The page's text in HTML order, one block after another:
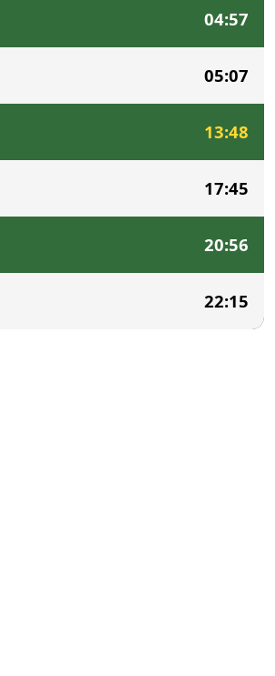
04:57
05:07
13:48
17:45
20:56
22:15